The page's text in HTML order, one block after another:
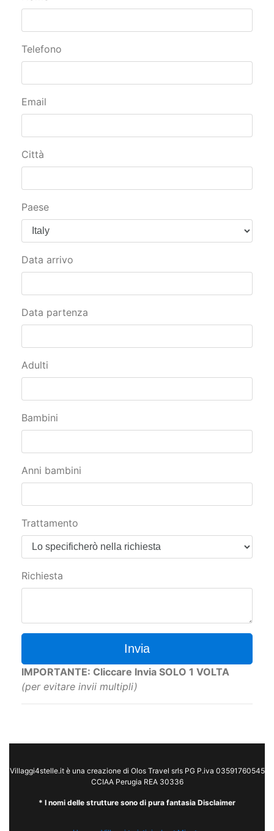
Telefono
Email
Città
Paese
Data arrivo
Data partenza
Adulti
Bambini
Anni bambini
Trattamento
Richiesta
Invia
IMPORTANTE: Cliccare Invia SOLO 1 VOLTA
(per evitare invii multipli)
Villaggi4stelle.it è una creazione di Olos Travel srls PG P.iva 03591760545
CCIAA Perugia REA 30336
* I nomi delle strutture sono di pura fantasia Disclaimer